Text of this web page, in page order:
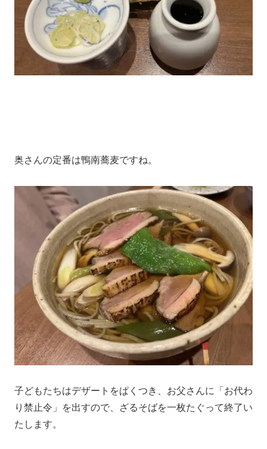
奥さんの定番は鴨南蕎麦ですね。
子どもたちはデザートをぱくつき、お父さんに「お代わ
り禁止令」を出すので、ざるそばを一枚たぐって終了い
たします。